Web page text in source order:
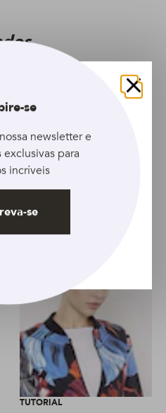
Vintage
Artigo seguinte
TUTORIAL
Fechar
se
newsletter e
para
incríveis
se